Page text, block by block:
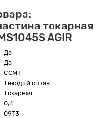
токарная
AGIR
Да
Да
CCMT
Твердый сплав
Токарная
0,4
09T3